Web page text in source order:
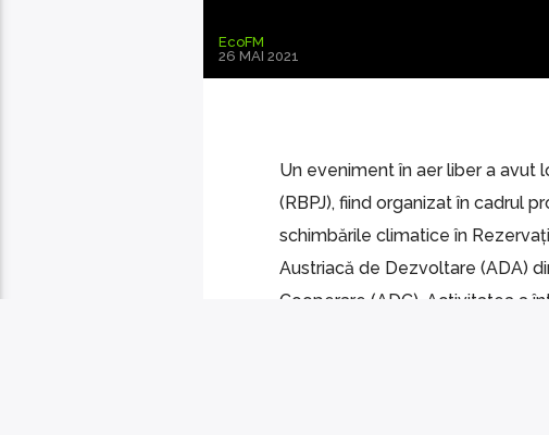
EcoFM
26 MAI 2021
Un eveniment în aer liber a avut
(RBPJ), fiind organizat în cadrul
schimbările climatice în
Austriacă de Dezvoltare (ADA)
Cooperare (ADC). Activitatea a